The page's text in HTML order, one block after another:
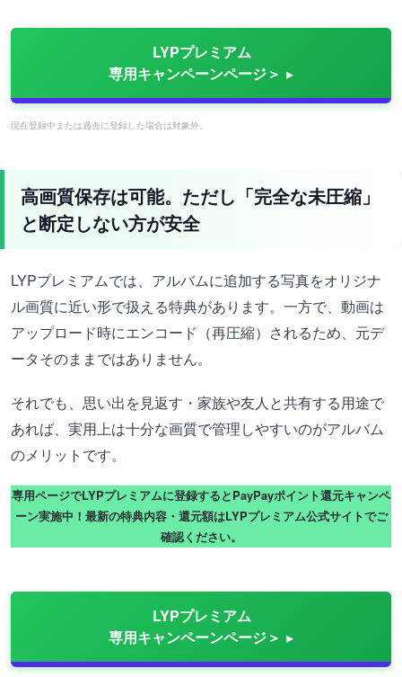
LYPプレミアム
専用キャンペーンページ＞
現在登録中または過去に登録した場合は対象外。
高画質保存は可能。ただし「完全な未圧縮」
と断定しない方が安全
LYPプレミアムでは、アルバムに追加する写真をオリジナ
ル画質に近い形で扱える特典があります。一方で、動画は
アップロード時にエンコード（再圧縮）されるため、元デ
ータそのままではありません。
それでも、思い出を見返す・家族や友人と共有する用途で
あれば、実用上は十分な画質で管理しやすいのがアルバム
のメリットです。
専用ページでLYPプレミアムに登録するとPayPayポイント還元キャンペ
ーン実施中！最新の特典内容・還元額はLYPプレミアム公式サイトでご
確認ください。
LYPプレミアム
専用キャンペーンページ＞